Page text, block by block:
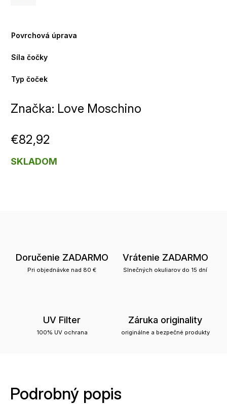
Povrchová úprava
Síla čočky
Typ čoček
Značka: Love Moschino
€82,92
SKLADOM
Doručenie ZADARMO
Pri objednávke nad 80 €
Vrátenie ZADARMO
Slnečných okuliarov do 15 dní
UV Filter
100% UV ochrana
Záruka originality
originálne a bezpečné produkty
Podrobný popis